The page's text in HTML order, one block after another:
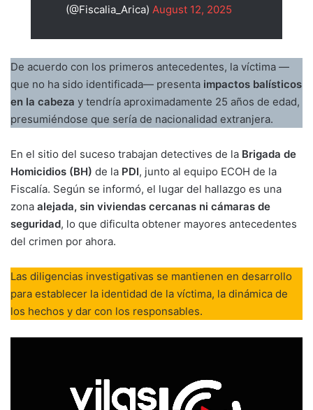
(@Fiscalia_Arica) August 12, 2025
De acuerdo con los primeros antecedentes, la víctima —
que no ha sido identificada— presenta impactos balísticos
en la cabeza y tendría aproximadamente 25 años de edad,
presumiéndose que sería de nacionalidad extranjera.
En el sitio del suceso trabajan detectives de la Brigada de
Homicidios (BH) de la PDI, junto al equipo ECOH de la
Fiscalía. Según se informó, el lugar del hallazgo es una
zona alejada, sin viviendas cercanas ni cámaras de
seguridad, lo que dificulta obtener mayores antecedentes
del crimen por ahora.
Las diligencias investigativas se mantienen en desarrollo
para establecer la identidad de la víctima, la dinámica de
los hechos y dar con los responsables.